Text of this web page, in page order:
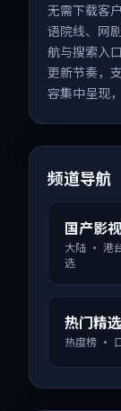
无需下载客
语院线、网
航与搜索入
更新节奏，
容集中呈现
频道导航
国产影视
大陆 · 港
选
热门精选
热度榜 ·